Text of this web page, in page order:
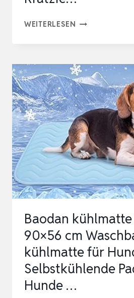
WEITERLESEN PETNF
HUNDE,
KÜHLMATTE
HUND
FÜR
DEN
SOMMER,
RRATZFE…
Baodan
90×56 cm
kühlmatte für
Selbstkühlende
Hunde …